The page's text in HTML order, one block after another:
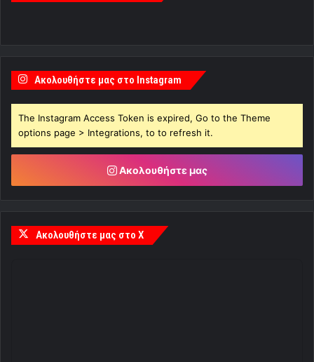
Ακολουθήστε μας στο Instagram
The Instagram Access Token is expired, Go to the Theme
options page > Integrations, to to refresh it.
Ακολουθήστε μας
Ακολουθήστε μας στο X